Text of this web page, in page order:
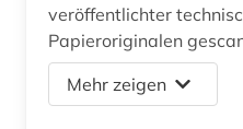
veröffentlichter
Papieroriginalen
Mehr zeigen